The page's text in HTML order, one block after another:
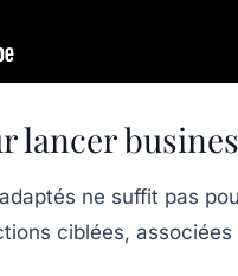
lancer
ne suffit pas
ciblées,